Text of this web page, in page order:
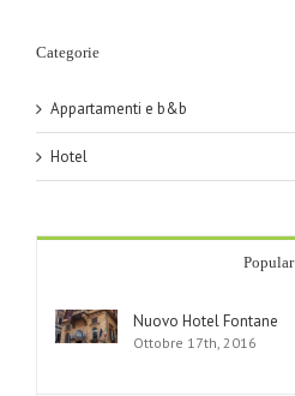
Categorie
Appartamenti e b&b
Hotel
Popular
Nuovo Hotel Fontane
Ottobre 17th, 2016